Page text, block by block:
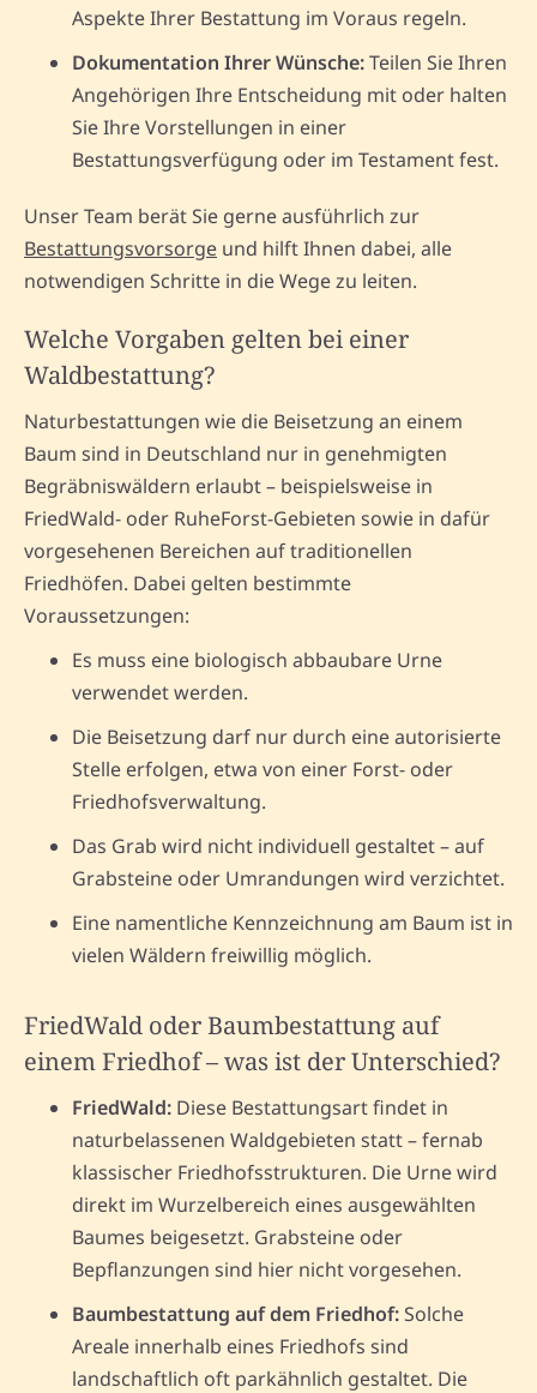
Aspekte Ihrer Bestattung im Voraus regeln.
Dokumentation Ihrer Wünsche:Teilen Sie Ihren
Angehörigen Ihre Entscheidung mit oder halten
Sie Ihre Vorstellungen in einer
Bestattungsverfügung oder im Testament fest.
Unser Team berät Sie gerne ausführlich zur
Bestattungsvorsorge und hilft Ihnen dabei, alle
notwendigen Schritte in die Wege zu leiten.
Welche Vorgaben gelten bei einer
Waldbestattung?
Naturbestattungen wie die Beisetzung an einem
Baum sind in Deutschland nur in genehmigten
Begräbniswäldern erlaubt – beispielsweise in
FriedWald- oder RuheForst-Gebieten sowie in dafür
vorgesehenen Bereichen auf traditionellen
Friedhöfen. Dabei gelten bestimmte
Voraussetzungen:
Es muss eine biologisch abbaubare Urne
verwendet werden.
Die Beisetzung darf nur durch eine autorisierte
Stelle erfolgen, etwa von einer Forst- oder
Friedhofsverwaltung.
Das Grab wird nicht individuell gestaltet – auf
Grabsteine oder Umrandungen wird verzichtet.
Eine namentliche Kennzeichnung am Baum ist in
vielen Wäldern freiwillig möglich.
FriedWald oder Baumbestattung auf
einem Friedhof – was ist der Unterschied?
FriedWald: Diese Bestattungsart findet in
naturbelassenen Waldgebieten statt – fernab
klassischer Friedhofsstrukturen. Die Urne wird
direkt im Wurzelbereich eines ausgewählten
Baumes beigesetzt. Grabsteine oder
Bepflanzungen sind hier nicht vorgesehen.
Baumbestattung auf dem Friedhof:Solche
Areale innerhalb eines Friedhofs sind
landschaftlich oft parkähnlich gestaltet. Die